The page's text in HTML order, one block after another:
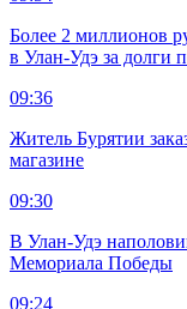
Более 2 миллионов
в Улан-Удэ за долги
09:36
Житель Бурятии
магазине
09:30
В Улан-Удэ
Мемориала Победы
09:24